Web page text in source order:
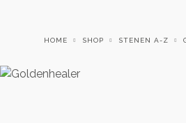
HOME SHOP STENEN A-Z